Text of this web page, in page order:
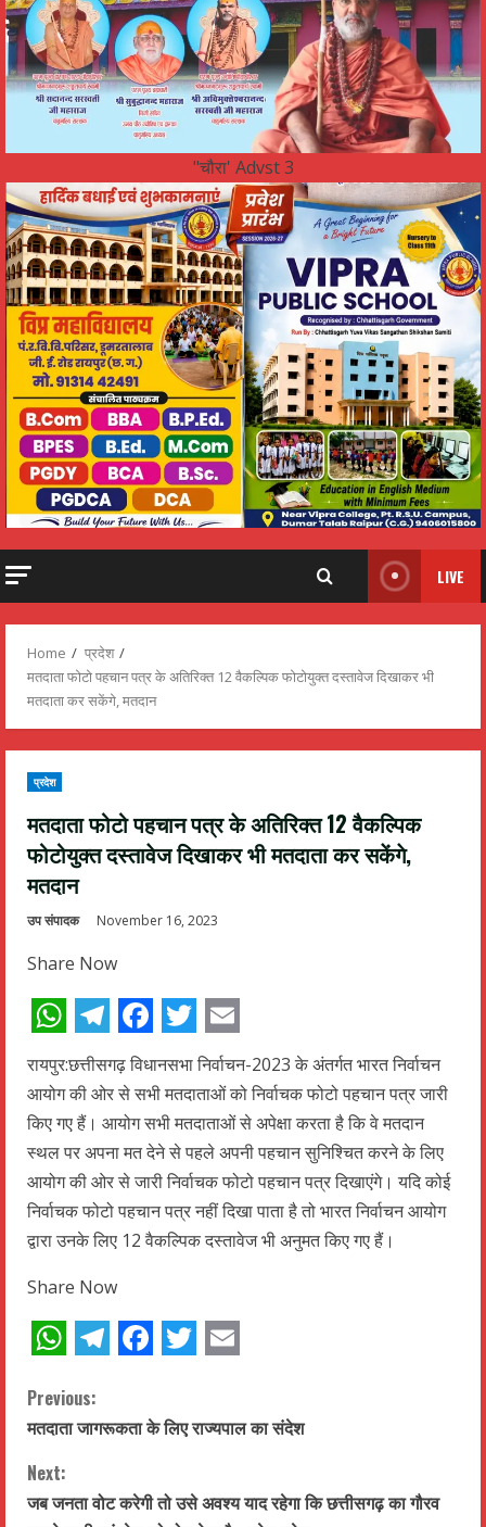
"चौरा' Advst 3
LIVE
Home
प्रदेश
मतदाता फोटो पहचान पत्र के अतिरिक्त 12 वैकल्पिक फोटोयुक्त दस्तावेज दिखाकर भी
मतदाता कर सकेंगे, मतदान
प्रदेश
मतदाता फोटो पहचान पत्र के अतिरिक्त 12 वैकल्पिक
फोटोयुक्त दस्तावेज दिखाकर भी मतदाता कर सकेंगे,
मतदान
उप संपादक November 16, 2023
Share Now
WhatsApp
Telegram
Facebook
Twitter
Email
रायपुर:छत्तीसगढ़ विधानसभा निर्वाचन-2023 के अंतर्गत भारत निर्वाचन
आयोग की ओर से सभी मतदाताओं को निर्वाचक फोटो पहचान पत्र जारी
किए गए हैं। आयोग सभी मतदाताओं से अपेक्षा करता है कि वे मतदान
स्थल पर अपना मत देने से पहले अपनी पहचान सुनिश्चित करने के लिए
आयोग की ओर से जारी निर्वाचक फोटो पहचान पत्र दिखाएंगे। यदि कोई
निर्वाचक फोटो पहचान पत्र नहीं दिखा पाता है तो भारत निर्वाचन आयोग
द्वारा उनके लिए 12 वैकल्पिक दस्तावेज भी अनुमत किए गए हैं।
Share Now
C
o
n
Previous:
मतदाता जागरूकता के लिए राज्यपाल का संदेश
Next:
जब जनता वोट करेगी तो उसे अवश्य याद रहेगा कि छत्तीसगढ़ का गौरव